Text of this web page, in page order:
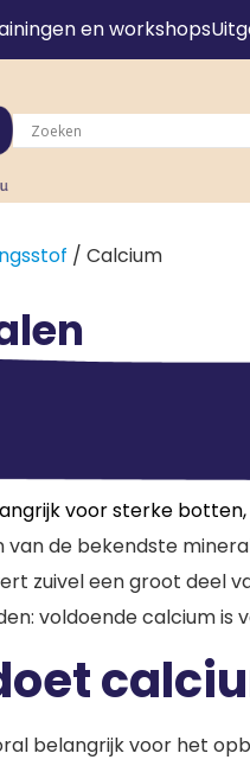
en workshops
/ Calcium
voor sterke
van de bekendste
zuivel een groot deel
voldoende calcium is
belangrijk voor het